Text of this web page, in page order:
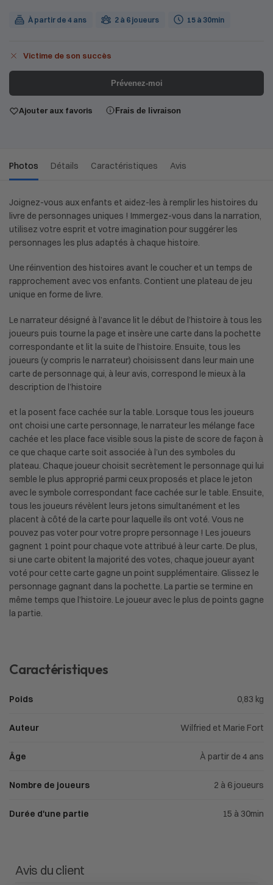
À partir de 4 ans 2 à 6 joueurs 15 à 30min
Victime de son succès
Prévenez-moi
Ajouter aux favoris Frais de livraison
Photos Détails Caractéristiques Avis
Joignez-vous aux enfants et aidez-les à remplir les histoires du
livre de personnages uniques ! Immergez-vous dans la narration,
utilisez votre esprit et votre imagination pour suggérer les
personnages les plus adaptés à chaque histoire.
Une réinvention des histoires avant le coucher et un temps de
rapprochement avec vos enfants. Contient une plateau de jeu
unique en forme de livre.
Le narrateur désigné à l’avance lit le début de l’histoire à tous les
joueurs puis tourne la page et insère une carte dans la pochette
correspondante et lit la suite de l’histoire. Ensuite, tous les
joueurs (y compris le narrateur) choisissent dans leur main une
carte de personnage qui, à leur avis, correspond le mieux à la
description de l’histoire
et la posent face cachée sur la table. Lorsque tous les joueurs
ont choisi une carte personnage, le narrateur les mélange face
cachée et les place face visible sous la piste de score de façon à
ce que chaque carte soit associée à l’un des symboles du
plateau. Chaque joueur choisit secrètement le personnage qui lui
semble le plus approprié parmi ceux proposés et place le jeton
avec le symbole correspondant face cachée sur le table. Ensuite,
tous les joueurs révèlent leurs jetons simultanément et les
placent à côté de la carte pour laquelle ils ont voté. Vous ne
pouvez pas voter pour votre propre personnage ! Les joueurs
gagnent 1 point pour chaque vote attribué à leur carte. De plus,
si une carte obitent la majorité des votes, chaque joueur ayant
voté pour cette carte gagne un point supplémentaire. Glissez le
personnage gagnant dans la pochette. La partie se termine en
même temps que l’histoire. Le joueur avec le plus de points gagne
la partie.
Caractéristiques
Poids 0,83 kg
Auteur Wilfried et Marie Fort
Âge À partir de 4 ans
Nombre de joueurs 2 à 6 joueurs
Durée d'une partie 15 à 30min
Avis du client